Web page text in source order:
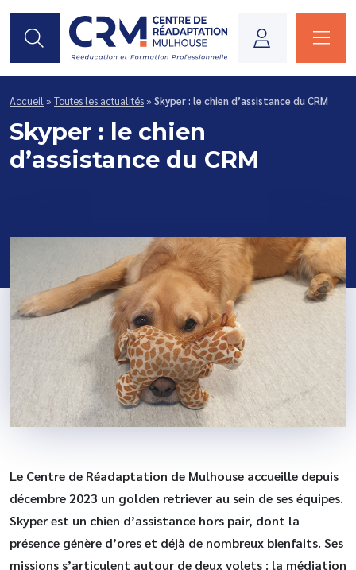
Je suis...
Accueil » Toutes les actualités» Skyper : le chien d’assistance du CRM
Skyper : le chien
d’assistance du CRM
Le Centre de Réadaptation de Mulhouse accueille depuis
décembre 2023 un golden retriever au sein de ses équipes.
Skyper est un chien d’assistance hors pair, dont la
présence génère d’ores et déjà de nombreux bienfaits. Ses
missions s’articulent autour de deux volets : la médiation